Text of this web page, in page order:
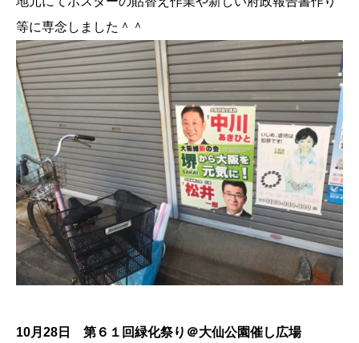
等に専念しました＾＾
10月28日 第６１回緑化祭り＠大仙公園催し広場